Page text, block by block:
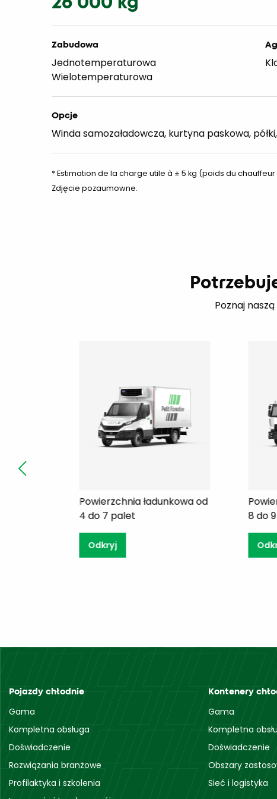
Zabudowa
Jednotemperaturowa
Wielotemperaturowa
Opcje
Winda samozaładowcza, kurtyna paskowa,
* Estimation de la charge utile à ± 5 kg (poids du chauffeur
Zdjęcie pozaumowne.
Poznaj
Powierzchnia ładunkowa od
8 do 9 palet
Odkryj
10
Pojazdy chłodnie
Gama
Kompletna obsługa
Doświadczenie
Rozwiązania branżowe
Profilaktyka i szkolenia
Kontenery
Gama
Kompletna
Doświadczenie
Obszary
Sieć i logistyka